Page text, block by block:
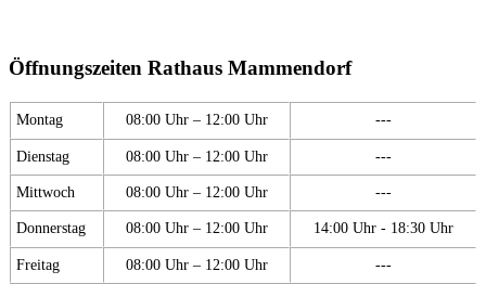
Öffnungszeiten Rathaus Mammendorf
Montag 08:00 Uhr – 12:00 Uhr ---
Dienstag 08:00 Uhr – 12:00 Uhr ---
Mittwoch 08:00 Uhr – 12:00 Uhr ---
Donnerstag 08:00 Uhr – 12:00 Uhr 14:00 Uhr - 18:30 Uhr
Freitag 08:00 Uhr – 12:00 Uhr ---